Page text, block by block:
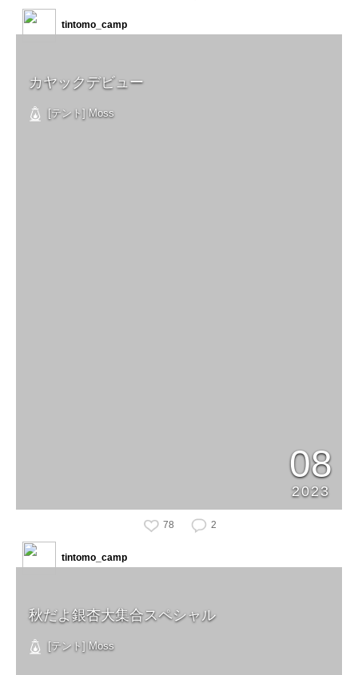
カヤックデビュー
[テント] Moss
08
2023
tintomo_camp
78 2
秋だよ銀杏大集合スペシャル
[テント] Moss
tintomo_camp